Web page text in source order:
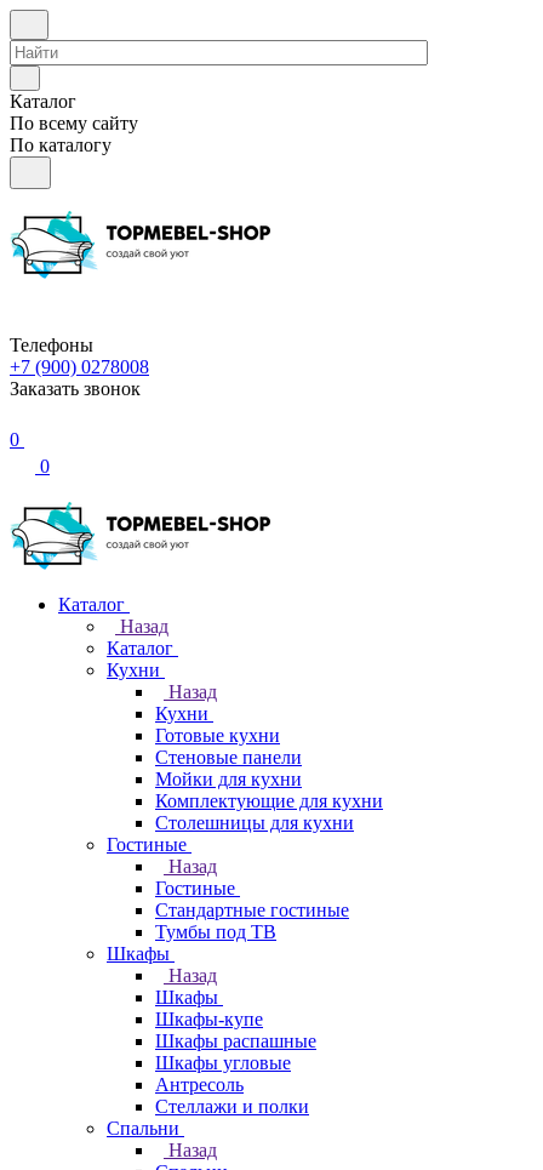
Каталог
По всему сайту
По каталогу
Телефоны
+7 (900) 0278008
Заказать звонок
0
0
Каталог
Назад
Каталог
Кухни
Назад
Кухни
Готовые кухни
Стеновые панели
Мойки для кухни
Комплектующие для кухни
Столешницы для кухни
Гостиные
Назад
Гостиные
Стандартные гостиные
Тумбы под ТВ
Шкафы
Назад
Шкафы
Шкафы-купе
Шкафы распашные
Шкафы угловые
Антресоль
Стеллажи и полки
Спальни
Назад